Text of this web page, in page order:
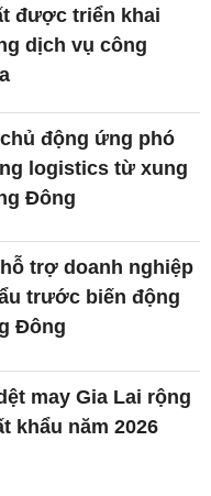
được triển khai
dịch vụ công
động ứng phó
logistics từ xung
Đông
trợ doanh nghiệp
trước biến động
Đông
may Gia Lai rộng
khẩu năm 2026